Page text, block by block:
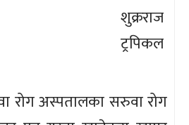
शुक्रराज
ट्रपिकल
रोग अस्पतालका सरुवा रोग